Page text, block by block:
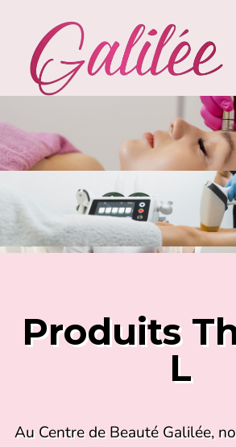
Produits
L
Au Centre de Beauté Galilée,